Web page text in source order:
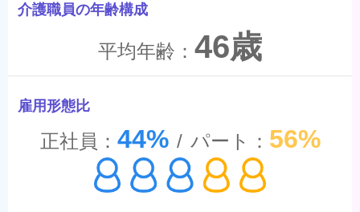
介護職員の年齢構成
平均年齢： 46歳
雇用形態比
正社員： 44% / パート： 56%